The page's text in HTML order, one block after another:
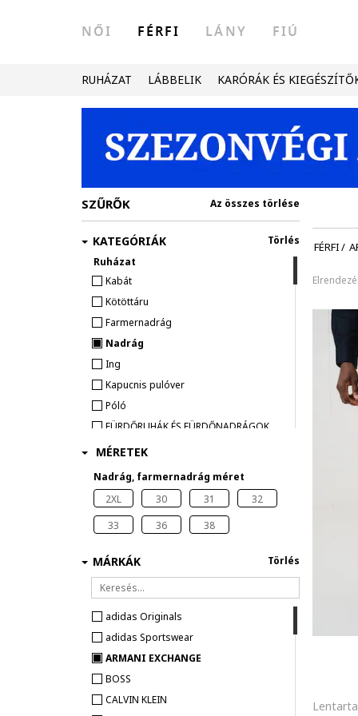
NŐI FÉRFI LÁNY FIÚ
RUHÁZAT LÁBBELIK KARÓRÁK ÉS
FÉRFI/
SZŰRŐK Az összes törlése
KATEGÓRIÁK
Ruházat
Kabát
Kötöttáru
Farmernadrág
Nadrág
Ing
Kapucnis pulóver
Póló
FÜRDŐRUHÁK ÉS FÜRDŐNADRÁGOK
Törlés
MÉRETEK
Nadrág, farmernadrág méret
2XL
30 31
32
33
36 38
MÁRKÁK
adidas Originals
adidas Sportswear
ARMANI EXCHANGE
BOSS
CALVIN KLEIN
Törlés